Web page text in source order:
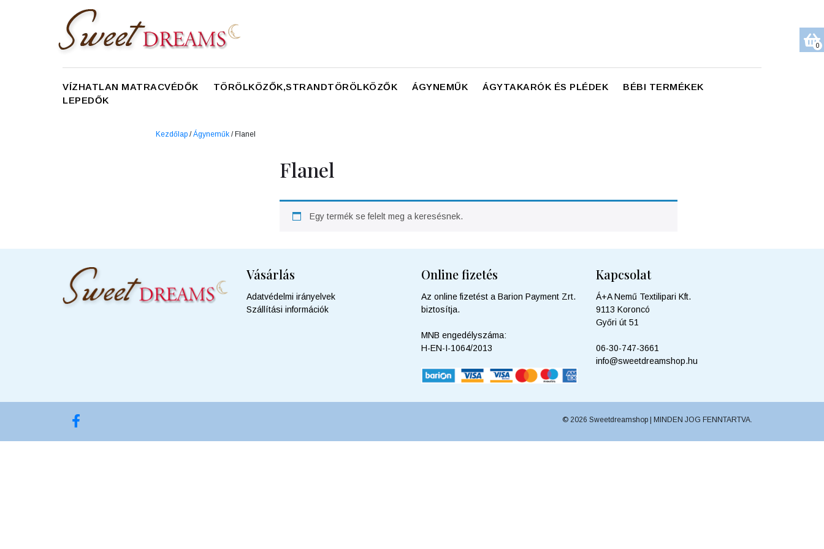
VÍZHATLAN MATRACVÉDŐK TÖRÖLKÖZŐK,STRANDTÖRÖLKÖZŐK ÁGYNEMŰK ÁGYTAKARÓK ÉS PLÉDEK
BÉBI TERMÉKEK
LEPEDŐK
Kezdőlap /Ágyneműk / Flanel
Flanel
Egy termék se felelt meg a keresésnek.
Vásárlás
Adatvédelmi irányelvek
Szállítási információk
Online fizetés
Az online fizetést a Barion Payment Zrt.
biztosítja.
MNB engedélyszáma:
H-EN-I-1064/2013
Kapcsolat
Á+A Nemű Textilipari Kft.
9113 Koroncó
Győri út 51
06-30-747-3661
info@sweetdreamshop.hu
© 2026 Sweetdreamshop | MINDEN JOG FENNTARTVA.
0